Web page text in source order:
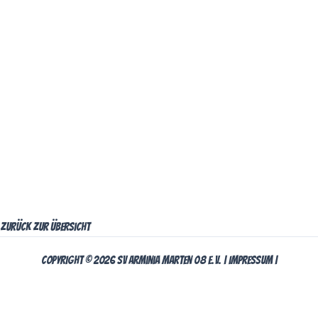
zurück zur Übersicht
Copyright © 2026 SV Arminia Marten 08 e.V. |Impressum|